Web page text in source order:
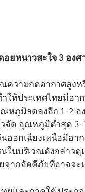
หนาวสะใจ 3 องศ
ความกดอากาศสูงห
ห้ประเทศไทยมีอา
หภูมิลดลงอีก 1-2 อ
จัด อุณหภูมิต่ำสุด 3-
ออกเฉียงเหนือมีอา
ในบริเวณดังกล่าว
จากอัคคีภัยที่อาจจะ